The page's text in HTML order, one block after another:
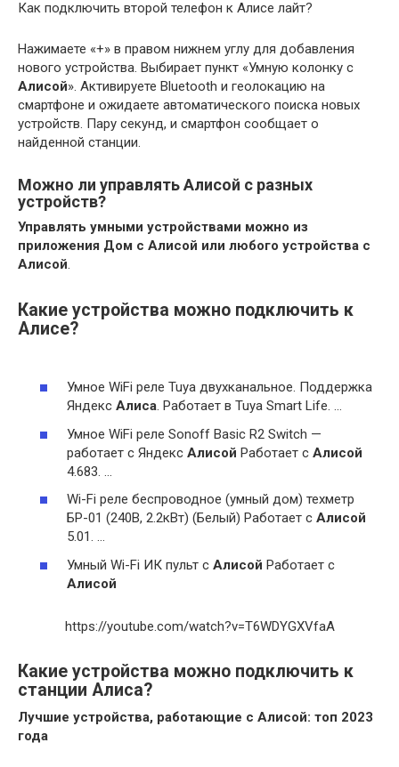
Как подключить второй телефон к Алисе лайт?
Нажимаете «+» в правом нижнем углу для добавления
нового устройства. Выбирает пункт «Умную колонку с
Алисой». Активируете Bluetooth и геолокацию на
смартфоне и ожидаете автоматического поиска новых
устройств. Пару секунд, и смартфон сообщает о
найденной станции.
Можно ли управлять Алисой с разных
устройств?
Управлять умными устройствами можно из
приложения Дом с Алисой или любого устройства с
Алисой.
Какие устройства можно подключить к
Алисе?
Умное WiFi реле Tuya двухканальное. Поддержка
Яндекс Алиса. Работает в Tuya Smart Life. …
Умное WiFi реле Sonoff Basic R2 Switch —
работает с Яндекс Алисой Работает с Алисой
4.683. …
Wi-Fi реле беспроводное (умный дом) техметр
БР-01 (240В, 2.2кВт) (Белый) Работает с Алисой
5.01. …
Умный Wi-Fi ИК пульт с Алисой Работает с
Алисой
https://youtube.com/watch?v=T6WDYGXVfaA
Какие устройства можно подключить к
станции Алиса?
Лучшие устройства, работающие с Алисой: топ 2023
года